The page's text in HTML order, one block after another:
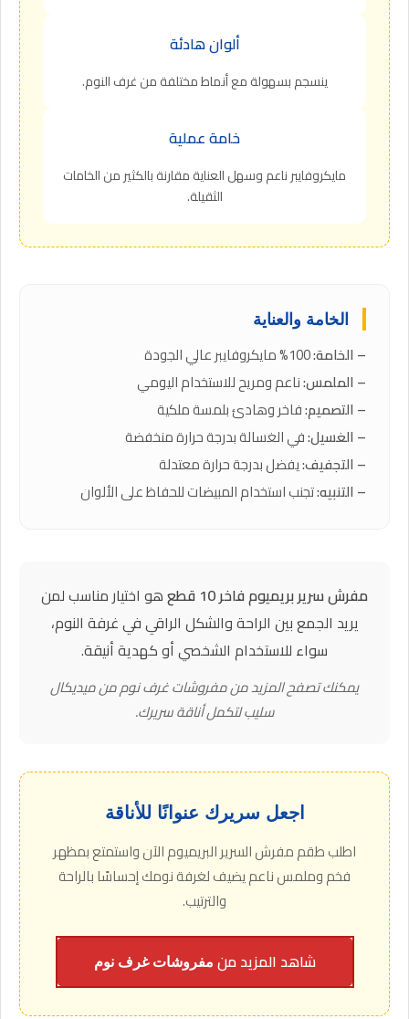
ألوان هادئة
ينسجم بسهولة مع أنماط مختلفة من غرف النوم.
خامة عملية
مايكروفايبر ناعم وسهل العناية مقارنة بالكثير من الخامات
الثقيلة.
الخامة والعناية
– الخامة:
– الملمس:ناعم ومريح للاستخدام اليومي
– التصميم:فاخر وهادئ بلمسة ملكية
– الغسيل:في الغسالة بدرجة حرارة منخفضة
– التجفيف:يفضل بدرجة حرارة معتدلة
– التنبيه:تجنب استخدام المبيضات للحفاظ على الألوان
مفرش سرير بريميوم فاخر 10 قطع
هو اختيار مناسب لمن
يريد الجمع بين الراحة والشكل الراقي في غرفة النوم،
سواء للاستخدام الشخصي أو كهدية أنيقة.
يمكنك تصفح المزيد من مفروشات غرف نوم من ميديكال
سليب لتكمل أناقة سريرك.
اجعل سريرك عنوانًا للأناقة
اطلب طقم مفرش السرير البريميوم الآن واستمتع بمظهر
فخم وملمس ناعم يضيف لغرفة نومك إحساسًا بالراحة
والترتيب.
شاهد المزيد من مفروشات غرف نوم